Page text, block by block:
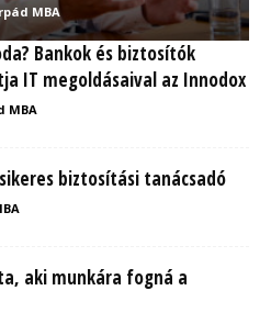
MBA
Bankok és biztosítók
IT megoldásaival az Innodox
MBA
biztosítási tanácsadó
aki munkára fogná a